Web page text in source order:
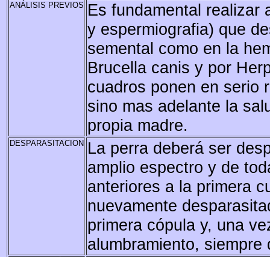
ANÁLISIS PREVIOS Es fundamental realizar
y espermiografia) que
semental como en la
Brucella canis y por
cuadros ponen en serio
sino mas adelante la
propia madre.
DESPARASITACION La perra deberá ser
amplio espectro y de
anteriores a la primera
nuevamente
primera cópula y, una
alumbramiento,